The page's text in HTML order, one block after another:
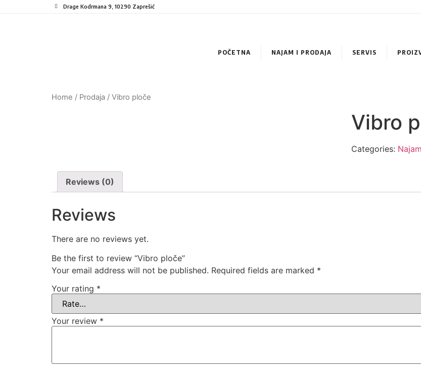
Drage Kodrmana 9, 10290 Zaprešić
POČETNA NAJAM I PRODAJA SERVIS
Home / Prodaja / Vibro ploče
Vibro
Categories: Najam
Reviews (0)
Reviews
There are no reviews yet.
Be the first to review “Vibro ploče”
Your email address will not be published. Required fields are marked *
Your rating *
Your review *